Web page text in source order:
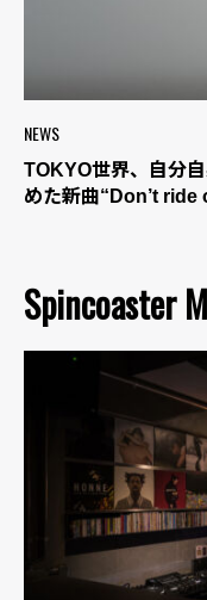
NEWS
TOKYO世界、自分
めた新曲“Don’t ride
Spincoaster